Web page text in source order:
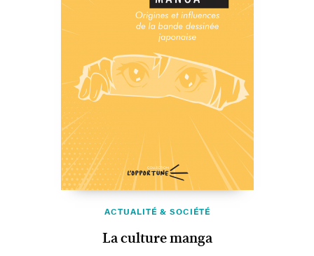
ACTUALITÉ & SOCIÉTÉ
La culture manga